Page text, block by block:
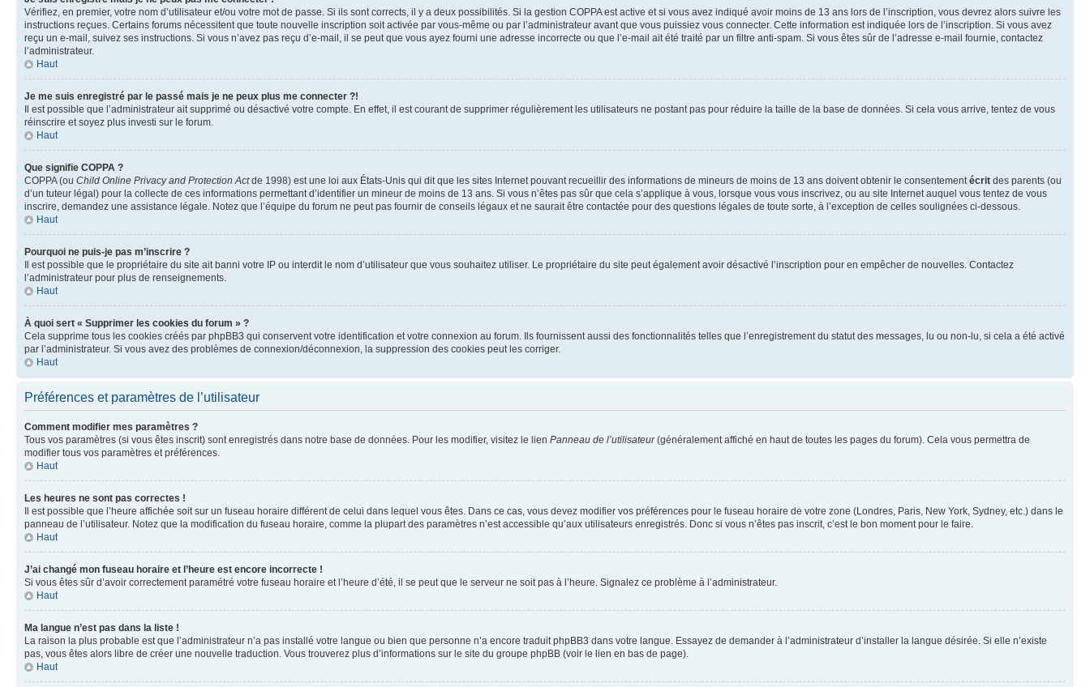
Vérifiez, en premier, votre nom d’utilisateur et/ou votre mot de passe. Si ils sont corrects, il y a deux possibilités. Si la gestion COPPA est active et si vous avez indiqué avoir moins de 13 ans lors de l’inscription, vous devrez alors suivre les
instructions reçues. Certains forums nécessitent que toute nouvelle inscription soit activée par vous-même ou par l’administrateur avant que vous puissiez vous connecter. Cette information est indiquée lors de l’inscription. Si vous avez
reçu un e-mail, suivez ses instructions. Si vous n’avez pas reçu d’e-mail, il se peut que vous ayez fourni une adresse incorrecte ou que l’e-mail ait été traité par un filtre anti-spam. Si vous êtes sûr de l’adresse e-mail fournie, contactez
l’administrateur.
Haut
Je me suis enregistré par le passé mais je ne peux plus me connecter ?!
Il est possible que l’administrateur ait supprimé ou désactivé votre compte. En effet, il est courant de supprimer régulièrement les utilisateurs ne postant pas pour réduire la taille de la base de données. Si cela vous arrive, tentez de vous
réinscrire et soyez plus investi sur le forum.
Haut
Que signifie COPPA ?
COPPA (ou Child Online Privacy and Protection Actde 1998) est une loi aux États-Unis qui dit que les sites Internet pouvant recueillir des informations de mineurs de moins de 13 ans doivent obtenir le consentementécrit des parents (ou
d’un tuteur légal) pour la collecte de ces informations permettant d’identifier un mineur de moins de 13 ans. Si vous n’êtes pas sûr que cela s’applique à vous, lorsque vous vous inscrivez, ou au site Internet auquel vous tentez de vous
inscrire, demandez une assistance légale. Notez que l’équipe du forum ne peut pas fournir de conseils légaux et ne saurait être contactée pour des questions légales de toute sorte, à l’exception de celles soulignées ci-dessous.
Haut
Pourquoi ne puis-je pas m’inscrire ?
Il est possible que le propriétaire du site ait banni votre IP ou interdit le nom d’utilisateur que vous souhaitez utiliser. Le propriétaire du site peut également avoir désactivé l’inscription pour en empêcher de nouvelles. Contactez
l’administrateur pour plus de renseignements.
Haut
À quoi sert « Supprimer les cookies du forum » ?
Cela supprime tous les cookies créés par phpBB3 qui conservent votre identification et votre connexion au forum. Ils fournissent aussi des fonctionnalités telles que l’enregistrement du statut des messages, lu ou non-lu, si cela a été activé
par l’administrateur. Si vous avez des problèmes de connexion/déconnexion, la suppression des cookies peut les corriger.
Haut
Préférences et paramètres de l’utilisateur
Comment modifier mes paramètres ?
Tous vos paramètres (si vous êtes inscrit) sont enregistrés dans notre base de données. Pour les modifier, visitez le lien Panneau de l’utilisateur(généralement affiché en haut de toutes les pages du forum). Cela vous permettra de
modifier tous vos paramètres et préférences.
Haut
Les heures ne sont pas correctes !
Il est possible que l’heure affichée soit sur un fuseau horaire différent de celui dans lequel vous êtes. Dans ce cas, vous devez modifier vos préférences pour le fuseau horaire de votre zone (Londres, Paris, New York, Sydney, etc.) dans le
panneau de l’utilisateur. Notez que la modification du fuseau horaire, comme la plupart des paramètres n’est accessible qu’aux utilisateurs enregistrés. Donc si vous n’êtes pas inscrit, c’est le bon moment pour le faire.
Haut
J’ai changé mon fuseau horaire et l’heure est encore incorrecte !
Si vous êtes sûr d’avoir correctement paramétré votre fuseau horaire et l’heure d’été, il se peut que le serveur ne soit pas à l’heure. Signalez ce problème à l’administrateur.
Haut
Ma langue n’est pas dans la liste !
La raison la plus probable est que l’administrateur n’a pas installé votre langue ou bien que personne n’a encore traduit phpBB3 dans votre langue. Essayez de demander à l’administrateur d’installer la langue désirée. Si elle n’existe
pas, vous êtes alors libre de créer une nouvelle traduction. Vous trouverez plus d’informations sur le site du groupe phpBB (voir le lien en bas de page).
Haut